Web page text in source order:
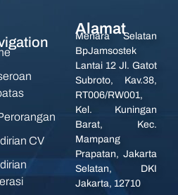
CV
Alamat
Menara Selatan
BpJamsostek
Lantai 12 Jl. Gatot
Subroto, Kav.38,
RT006/RW001,
Kel. Kuningan
Barat, Kec.
Mampang
Prapatan, Jakarta
Selatan, DKI
Jakarta, 12710